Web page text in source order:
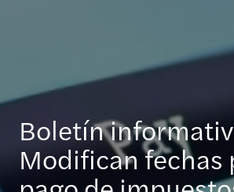
Boletín
Modifican fechas